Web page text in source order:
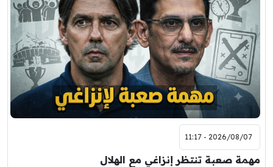
2026/08/07 - 11:17
مهمة صعبة تنتظر إنزاغي مع الهلال